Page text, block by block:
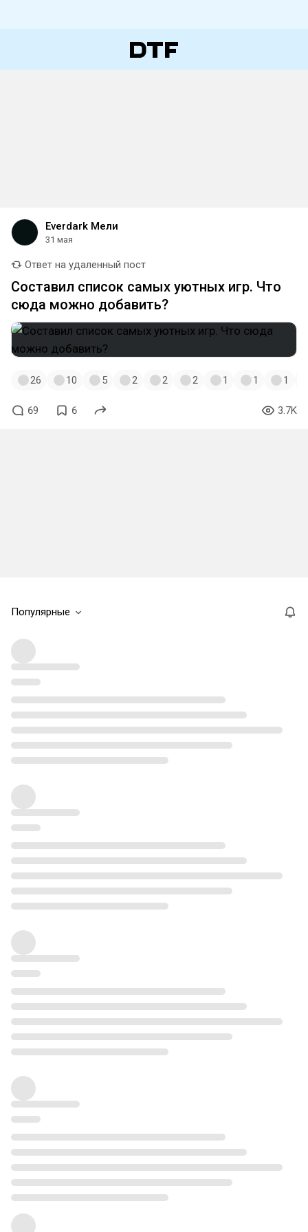
Everdark Мели
31 мая
Ответ на удаленный пост
Составил список самых уютных игр. Что
сюда можно добавить?
26 10 5 2 2 2 1 1 1
69 6 3.7K
Популярные